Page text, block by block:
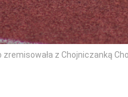
zremisowała z Chojniczanką